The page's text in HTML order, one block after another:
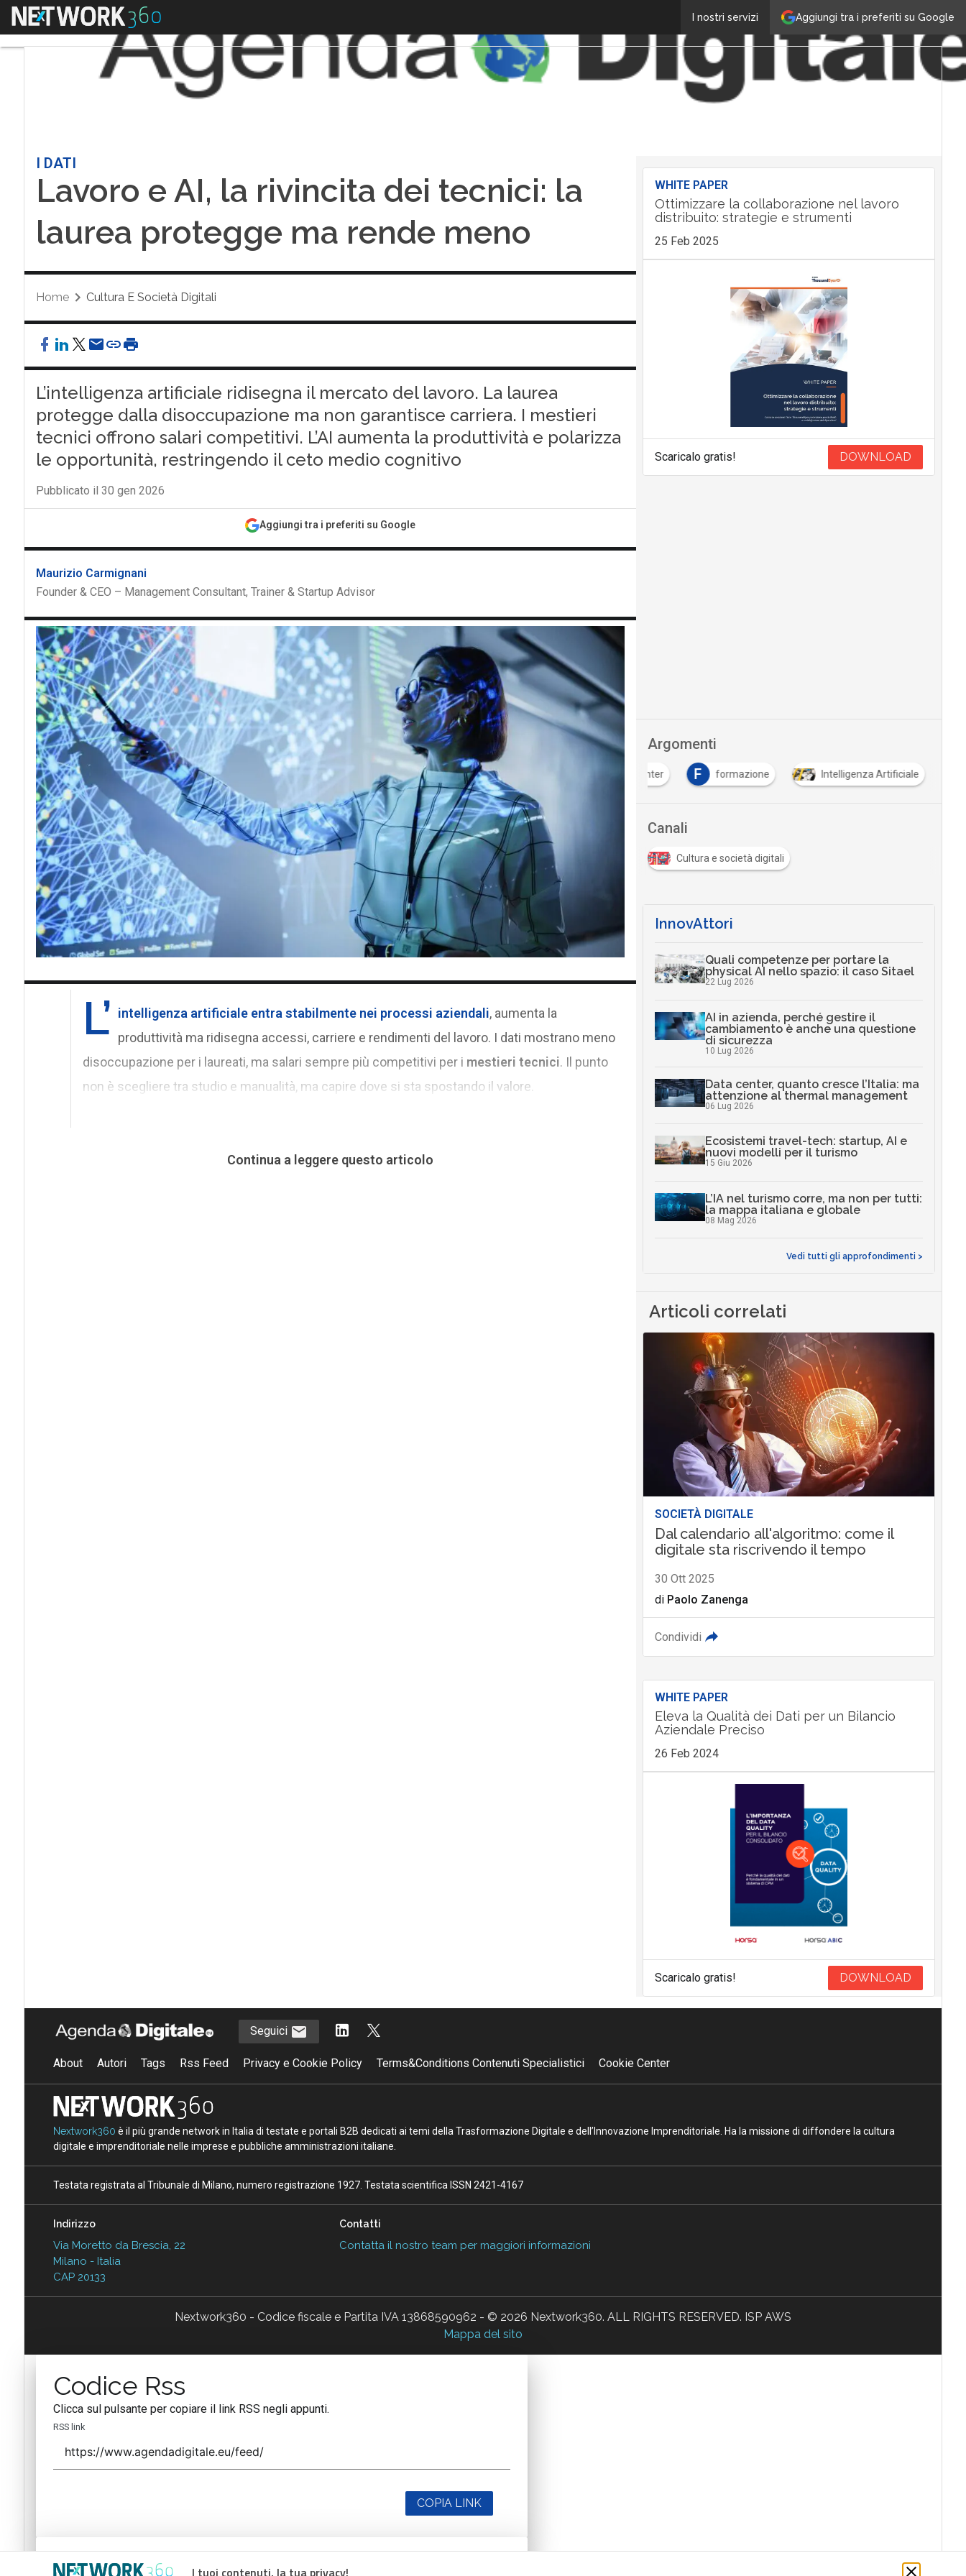
Aggiungi tra i preferiti su Google
I nostri servizi
Menu
I DATI
Lavoro e AI, la rivincita dei tecnici: la
laurea protegge ma rende meno
Home Cultura E Società Digitali
L’intelligenza artificiale ridisegna il mercato del lavoro. La laurea
protegge dalla disoccupazione ma non garantisce carriera. I mestieri
tecnici offrono salari competitivi. L’AI aumenta la produttività e polarizza
le opportunità, restringendo il ceto medio cognitivo
Pubblicato il 30 gen 2026
Aggiungi tra i preferiti su Google
Maurizio Carmignani
Founder & CEO – Management Consultant, Trainer & Startup Advisor
L’ intelligenza artificialeentra stabilmente nei processi aziendali, aumenta la
produttività ma ridisegna accessi, carriere e rendimenti del lavoro. I dati mostrano meno
disoccupazione per i laureati, ma salari sempre più competitivi per i mestieri tecnici. Il punto
non è scegliere tra studio e manualità, ma capire dove si sta spostando il valore.
Continua a leggere questo articolo
WHITE PAPER
Ottimizzare la collaborazione nel lavoro
distribuito: strategie e strumenti
25 Feb 2025
Scaricalo gratis! DOWNLOAD
Argomenti
data center F formazione Intelligenza Artificiale
Canali
Cultura e società digitali
InnovAttori
Quali competenze per portare la
physical AI nello spazio: il caso Sitael
22 Lug 2026
AI in azienda, perché gestire il
cambiamento è anche una questione
di sicurezza
10 Lug 2026
Data center, quanto cresce l’Italia: ma
attenzione al thermal management
06 Lug 2026
Ecosistemi travel-tech: startup, AI e
nuovi modelli per il turismo
15 Giu 2026
L’IA nel turismo corre, ma non per tutti:
la mappa italiana e globale
08 Mag 2026
Vedi tutti gli approfondimenti >
Articoli correlati
SOCIETÀ DIGITALE
Dal calendario all'algoritmo: come il
digitale sta riscrivendo il tempo
30 Ott 2025
di Paolo Zanenga
Condividi
WHITE PAPER
Eleva la Qualità dei Dati per un Bilancio
Aziendale Preciso
26 Feb 2024
Scaricalo gratis! DOWNLOAD
I tuoi contenuti, la tua privacy!
Seguici
About Autori Tags Rss Feed Privacy e Cookie Policy Terms&Conditions Contenuti Specialistici Cookie Center
Nextwork360 è il più grande network in Italia di testate e portali B2B dedicati ai temi della Trasformazione Digitale e dell’Innovazione Imprenditoriale. Ha la missione di diffondere la cultura
digitale e imprenditoriale nelle imprese e pubbliche amministrazioni italiane.
Testata registrata al Tribunale di Milano, numero registrazione 1927. Testata scientifica ISSN 2421-4167
Indirizzo
Via Moretto da Brescia, 22
Milano - Italia
CAP 20133
Contatti
Contatta il nostro team per maggiori informazioni
Nextwork360 - Codice fiscale e Partita IVA 13868590962 - © 2026 Nextwork360. ALL RIGHTS RESERVED. ISP AWS
Mappa del sito
Codice Rss
Clicca sul pulsante per copiare il link RSS negli appunti.
RSS link
COPIA LINK
Codice Rss